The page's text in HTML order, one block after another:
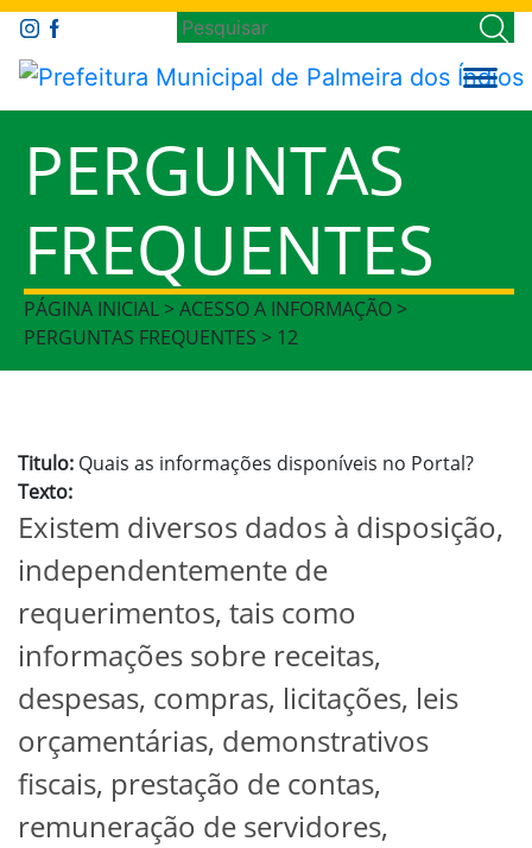
PERGUNTAS
FREQUENTES
PÁGINA INICIAL > ACESSO A INFORMAÇÃO >
PERGUNTAS FREQUENTES > 12
Titulo: Quais as informações disponíveis no Portal?
Texto:
Existem diversos dados à disposição,
independentemente de
requerimentos, tais como
informações sobre receitas,
despesas, compras, licitações, leis
orçamentárias, demonstrativos
fiscais, prestação de contas,
remuneração de servidores,